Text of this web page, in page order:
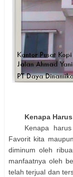
Kenapa
Kenapa
Favorit kita
diminum oleh
manfaatnya oleh
telah terjual dan